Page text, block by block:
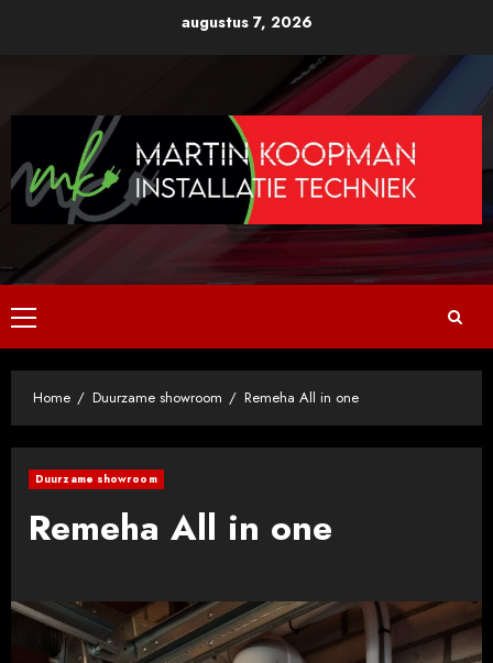
augustus 7, 2026
Primair
menu
Home Duurzame showroom Remeha All in one
Duurzame showroom
Remeha All in one